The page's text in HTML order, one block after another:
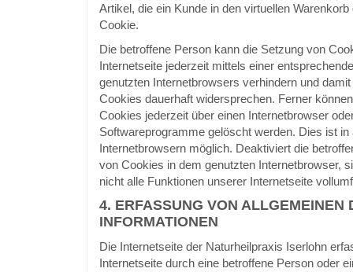
Artikel, die ein Kunde in den virtuellen Warenkorb
Cookie.
Die betroffene Person kann die Setzung von
Internetseite jederzeit mittels einer
genutzten Internetbrowsers verhindern und
Cookies dauerhaft widersprechen. Ferner
Cookies jederzeit über einen Internetbrowser
Softwareprogramme gelöscht werden. Dies ist in
Internetbrowsern möglich. Deaktiviert die
von Cookies in dem genutzten Internetbrowser,
nicht alle Funktionen unserer Internetseite
4. ERFASSUNG VON ALLGEMEINEN
INFORMATIONEN
Die Internetseite der Naturheilpraxis Iserlohn
Internetseite durch eine betroffene Person oder